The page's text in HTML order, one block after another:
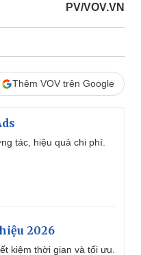
PV/VOV.VN
Thêm VOV trên Google
tác, hiệu quả chi phí.
2026
kiệm thời gian và tối ưu.